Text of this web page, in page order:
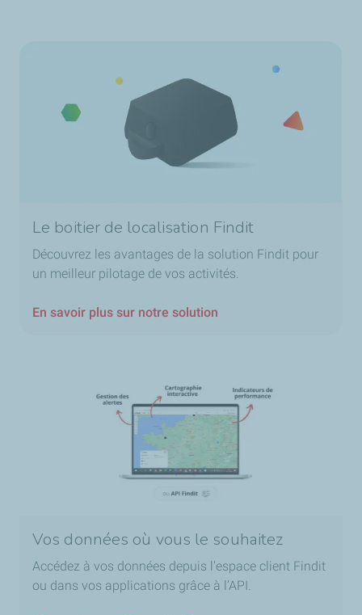
Le boitier de localisation Findit
Découvrez les avantages de la solution Findit pour
un meilleur pilotage de vos activités.
En savoir plus sur notre solution
Vos données où vous le souhaitez
Accédez à vos données depuis l'espace client Findit
ou dans vos applications grâce à l’API.